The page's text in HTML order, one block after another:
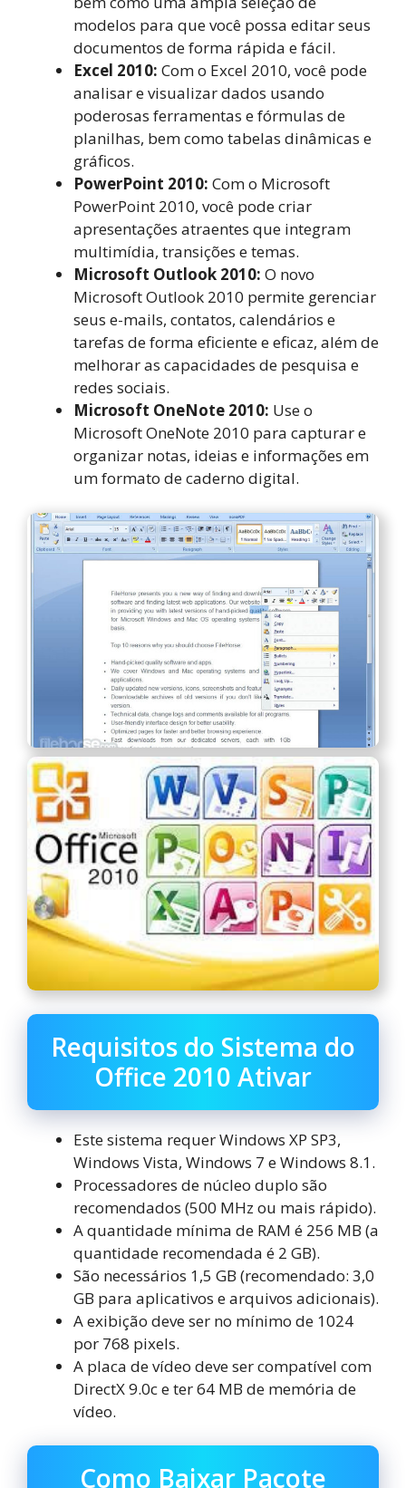
modelos para que você possa editar seus
documentos de forma rápida e fácil.
Excel 2010: Com o Excel 2010, você pode
analisar e visualizar dados usando
poderosas ferramentas e fórmulas de
planilhas, bem como tabelas dinâmicas e
gráficos.
PowerPoint 2010: Com o Microsoft
PowerPoint 2010, você pode criar
apresentações atraentes que integram
multimídia, transições e temas.
Microsoft Outlook 2010: O novo
Microsoft Outlook 2010 permite gerenciar
seus e-mails, contatos, calendários e
tarefas de forma eficiente e eficaz, além de
melhorar as capacidades de pesquisa e
redes sociais.
Microsoft OneNote 2010: Use o
Microsoft OneNote 2010 para capturar e
organizar notas, ideias e informações em
um formato de caderno digital.
Requisitos do Sistema do
Office 2010 Ativar
Este sistema requer Windows XP SP3,
Windows Vista, Windows 7 e Windows 8.1.
Processadores de núcleo duplo são
recomendados (500 MHz ou mais rápido).
A quantidade mínima de RAM é 256 MB (a
quantidade recomendada é 2 GB).
São necessários 1,5 GB (recomendado: 3,0
GB para aplicativos e arquivos adicionais).
A exibição deve ser no mínimo de 1024
por 768 pixels.
A placa de vídeo deve ser compatível com
DirectX 9.0c e ter 64 MB de memória de
vídeo.
Como Baixar Pacote